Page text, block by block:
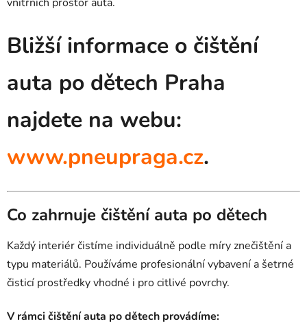
Bližší informace o čištění
auta po dětech Praha
najdete na webu:
www.pneupraga.cz.
Co zahrnuje čištění auta po dětech
Každý interiér čistíme individuálně podle míry znečištění a
typu materiálů. Používáme profesionální vybavení a šetrné
čisticí prostředky vhodné i pro citlivé povrchy.
V rámci čištění auta po dětech provádíme: